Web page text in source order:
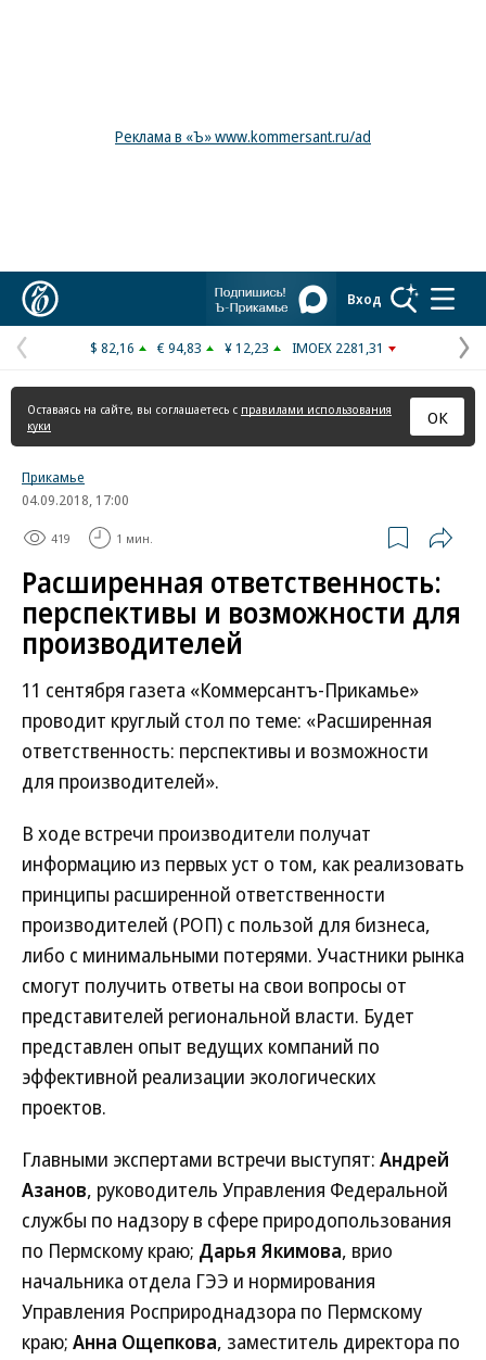
Реклама в «Ъ» www.kommersant.ru/ad
Вход
Предыдущая
страница
$ 82,16 € 94,83 ¥ 12,23 IMOEX 2281,31
Оставаясь на сайте, вы соглашаетесь с правилами использования
куки
ОК
Прикамье
04.09.2018, 17:00
419 1 мин.
Расширенная ответственность:
перспективы и возможности для
производителей
11 сентября газета «Коммерсантъ-Прикамье»
проводит круглый стол по теме: «Расширенная
ответственность: перспективы и возможности
для производителей».
В ходе встречи производители получат
информацию из первых уст о том, как реализовать
принципы расширенной ответственности
производителей (РОП) с пользой для бизнеса,
либо с минимальными потерями. Участники рынка
смогут получить ответы на свои вопросы от
представителей региональной власти. Будет
представлен опыт ведущих компаний по
эффективной реализации экологических
проектов.
Главными экспертами встречи выступят: Андрей
Азанов, руководитель Управления Федеральной
службы по надзору в сфере природопользования
по Пермскому краю; Дарья Якимова, врио
начальника отдела ГЭЭ и нормирования
Управления Росприроднадзора по Пермскому
краю; Анна Ощепкова, заместитель директора по